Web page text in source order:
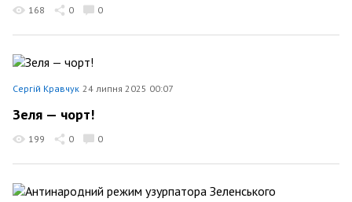
168 0 0
Сергій Кравчук 24 липня 2025 00:07
Зеля — чорт!
199 0 0